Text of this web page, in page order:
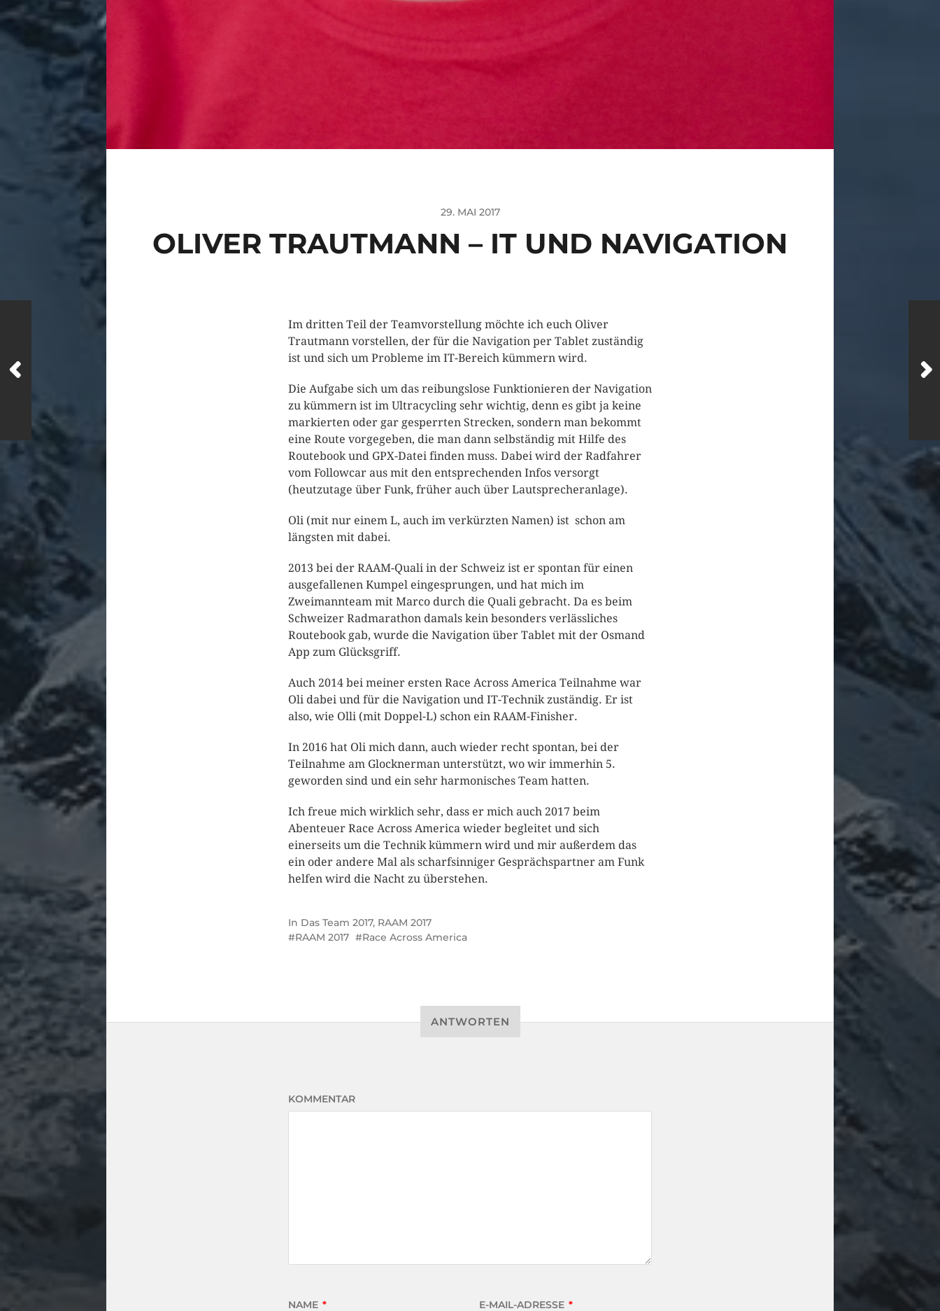
29. MAI 2017
OLIVER TRAUTMANN – IT UND NAVIGATION
Im dritten Teil der Teamvorstellung möchte ich euch Oliver
Trautmann vorstellen, der für die Navigation per Tablet zuständig
ist und sich um Probleme im IT-Bereich kümmern wird.
Die Aufgabe sich um das reibungslose Funktionieren der Navigation
zu kümmern ist im Ultracycling sehr wichtig, denn es gibt ja keine
markierten oder gar gesperrten Strecken, sondern man bekommt
eine Route vorgegeben, die man dann selbständig mit Hilfe des
Routebook und GPX-Datei finden muss. Dabei wird der Radfahrer
vom Followcar aus mit den entsprechenden Infos versorgt
(heutzutage über Funk, früher auch über Lautsprecheranlage).
Oli (mit nur einem L, auch im verkürzten Namen) ist schon am
längsten mit dabei.
2013 bei der RAAM-Quali in der Schweiz ist er spontan für einen
ausgefallenen Kumpel eingesprungen, und hat mich im
Zweimannteam mit Marco durch die Quali gebracht. Da es beim
Schweizer Radmarathon damals kein besonders verlässliches
Routebook gab, wurde die Navigation über Tablet mit der Osmand
App zum Glücksgriff.
Auch 2014 bei meiner ersten Race Across America Teilnahme war
Oli dabei und für die Navigation und IT-Technik zuständig. Er ist
also, wie Olli (mit Doppel-L) schon ein RAAM-Finisher.
In 2016 hat Oli mich dann, auch wieder recht spontan, bei der
Teilnahme am Glocknerman unterstützt, wo wir immerhin 5.
geworden sind und ein sehr harmonisches Team hatten.
Ich freue mich wirklich sehr, dass er mich auch 2017 beim
Abenteuer Race Across America wieder begleitet und sich
einerseits um die Technik kümmern wird und mir außerdem das
ein oder andere Mal als scharfsinniger Gesprächspartner am Funk
helfen wird die Nacht zu überstehen.
In Das Team 2017, RAAM 2017
RAAM 2017
Race Across America
ANTWORTEN
KOMMENTAR
NAME * E-MAIL-ADRESSE *